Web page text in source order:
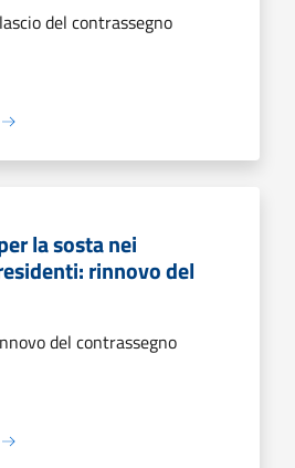
del contrassegno
la sosta nei
rinnovo del
del contrassegno